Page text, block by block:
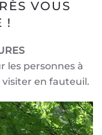
VOUS
!
les personnes à
en fauteuil.